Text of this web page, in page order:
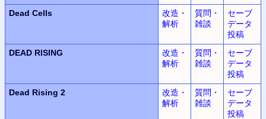
Dead Cells
改造・
解析
質問・
雑談
セーブ
データ
投稿
DEAD RISING
改造・
解析
質問・
雑談
セーブ
データ
投稿
Dead Rising 2
改造・
解析
質問・
雑談
セーブ
データ
投稿